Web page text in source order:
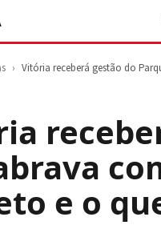
› Vitória receberá gestão do
e o